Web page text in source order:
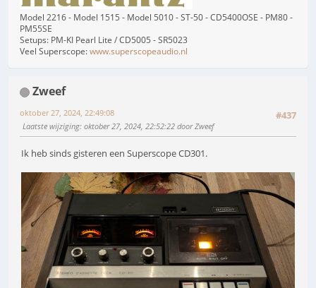
Model 2216 - Model 1515 - Model 5010 - ST-50 - CD5400OSE - PM80 -
PM55SE
Setups: PM-KI Pearl Lite / CD5005 - SR5023
Veel Superscope:www.superscopeaudio.nl
Zweef
#437
oktober 27, 2024, 22:49:08
Laatste wijziging: oktober 27, 2024, 22:52:22 door Zweef
Ik heb sinds gisteren een Superscope CD301.